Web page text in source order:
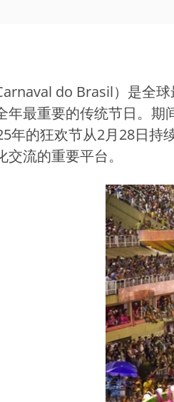
do Brasil）是全
年最重要的传统节日。
年的狂欢节从2月28日持
流的重要平台。